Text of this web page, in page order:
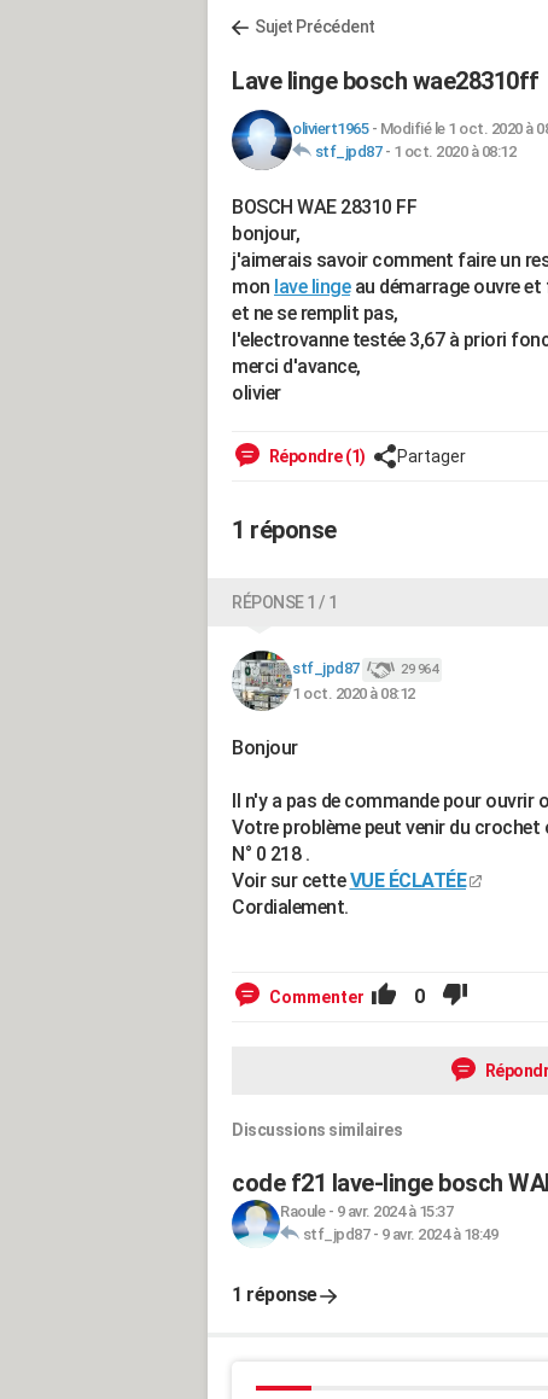
Sujet Précédent
Lave linge bosch wae28310ff
oliviert1965- Modifié le 1 oct. 2020 à
stf_jpd87- 1 oct. 2020 à 08:12
BOSCH WAE 28310 FF
bonjour,
j'aimerais savoir comment faire un
mon lave lingeau démarrage ouvre
et ne se remplit pas,
l'electrovanne testée 3,67 à priori
merci d'avance,
olivier
Répondre (1) Partager
1 réponse
RÉPONSE 1 / 1
stf_jpd87 29 964
1 oct. 2020 à 08:12
Bonjour
Il n'y a pas de commande pour ouvrir
Votre problème peut venir du
N° 0 218 .
Voir sur cetteVUE ÉCLATÉE
Cordialement.
Commenter 0
Discussions similaires
code f21 lave-linge bosch
Raoule- 9 avr. 2024 à 15:37
stf_jpd87- 9 avr. 2024 à 18:49
1 réponse